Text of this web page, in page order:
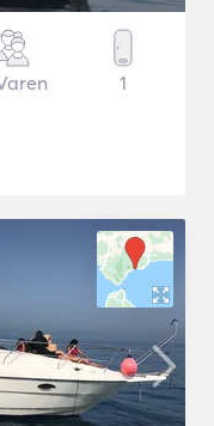
1